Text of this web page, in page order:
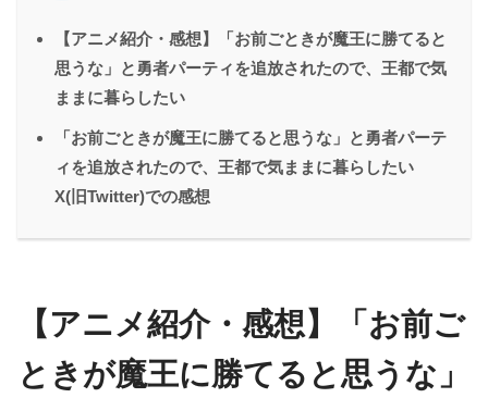
【アニメ紹介・感想】「お前ごときが魔王に勝てると
思うな」と勇者パーティを追放されたので、王都で気
ままに暮らしたい
「お前ごときが魔王に勝てると思うな」と勇者パーテ
ィを追放されたので、王都で気ままに暮らしたい
X(旧Twitter)での感想
【アニメ紹介・感想】「お前ご
ときが魔王に勝てると思うな」